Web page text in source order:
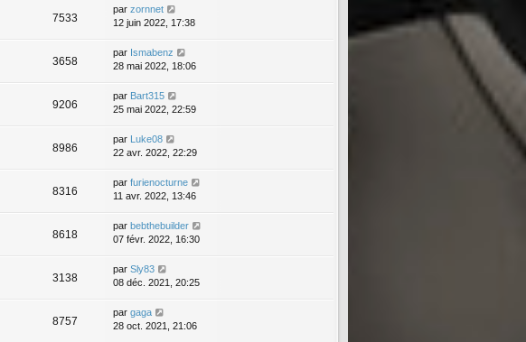
7533
par zornnet
12 juin 2022, 17:38
3658
par Ismabenz
28 mai 2022, 18:06
9206
par Bart315
25 mai 2022, 22:59
8986
par Luke08
22 avr. 2022, 22:29
8316
par furienocturne
11 avr. 2022, 13:46
8618
par bebthebuilder
07 févr. 2022, 16:30
3138
par Sly83
08 déc. 2021, 20:25
8757
par gaga
28 oct. 2021, 21:06